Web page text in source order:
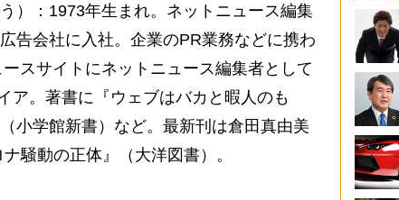
）：1973年生まれ。ネットニュース編集
告会社に入社。企業のPR業務などに携わ
スサイトにネットニュース編集者として
ア。著書に『ウェブはバカと暇人のも
小学館新書）など。最新刊は倉田真由美
騒動の正体』（大洋図書）。